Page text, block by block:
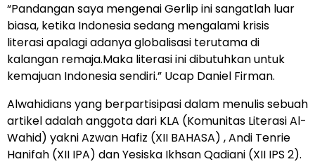
“Pandangan saya mengenai Gerlip ini sangatlah luar
biasa, ketika Indonesia sedang mengalami krisis
literasi apalagi adanya globalisasi terutama di
kalangan remaja.Maka literasi ini dibutuhkan untuk
kemajuan Indonesia sendiri.” Ucap Daniel Firman.
Alwahidians yang berpartisipasi dalam menulis sebuah
artikel adalah anggota dari KLA (Komunitas Literasi Al-
Wahid) yakni Azwan Hafiz (XII BAHASA) , Andi Tenrie
Hanifah (XII IPA) dan Yesiska Ikhsan Qadiani (XII IPS 2).